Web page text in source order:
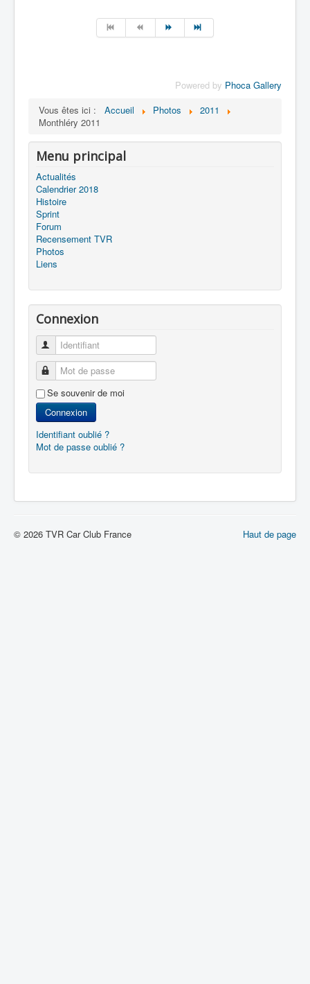
Powered by Phoca Gallery
Vous êtes ici :
Accueil Photos
2011
Monthléry 2011
Menu principal
Actualités
Calendrier 2018
Histoire
Sprint
Forum
Recensement TVR
Photos
Liens
Connexion
Identifiant
Mot de passe
Se souvenir de moi
Connexion
Identifiant oublié ?
Mot de passe oublié ?
Haut de page
© 2026 TVR Car Club France